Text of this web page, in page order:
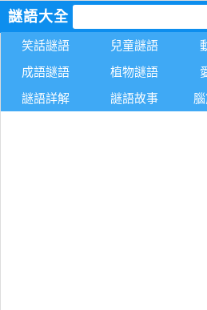
謎語大全
笑話謎語 兒童謎語
成語謎語
植物謎語
謎語詳解
謎語故事